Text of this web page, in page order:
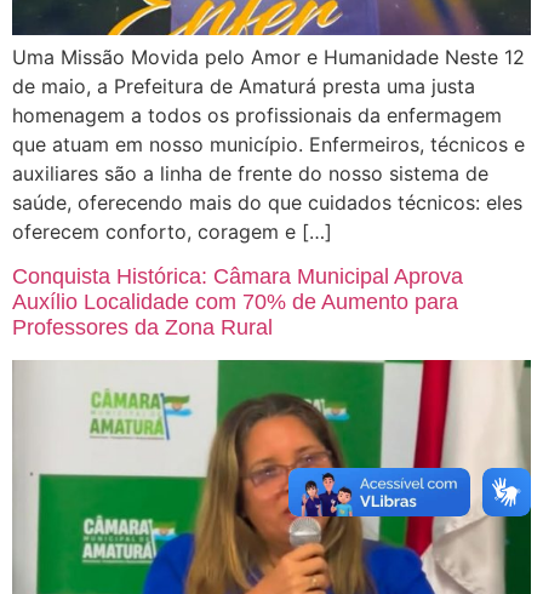
Uma Missão Movida pelo Amor e Humanidade Neste 12
de maio, a Prefeitura de Amaturá presta uma justa
homenagem a todos os profissionais da enfermagem
que atuam em nosso município. Enfermeiros, técnicos e
auxiliares são a linha de frente do nosso sistema de
saúde, oferecendo mais do que cuidados técnicos: eles
oferecem conforto, coragem e […]
Conquista Histórica: Câmara Municipal Aprova
Auxílio Localidade com 70% de Aumento para
Professores da Zona Rural